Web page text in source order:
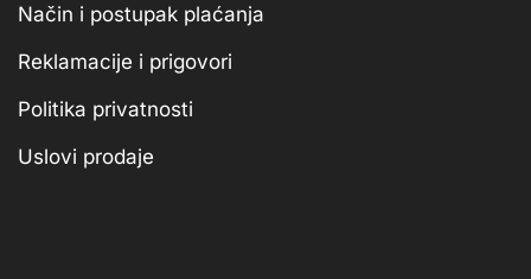
Način i postupak plaćanja
Reklamacije i prigovori
Politika privatnosti
Uslovi prodaje